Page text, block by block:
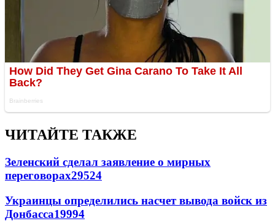
ЧИТАЙТЕ ТАКЖЕ
Зеленский сделал заявление о мирных
переговорах29524
Украинцы определились насчет вывода войск из
Донбасса19994